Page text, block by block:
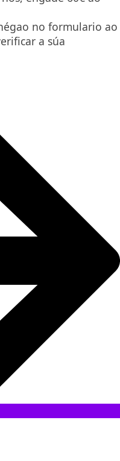
no formulario ao
a súa